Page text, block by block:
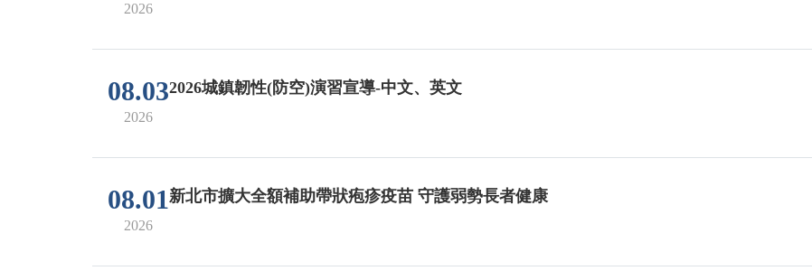
2026
08.03
2026
2026城鎮韌性(防空)演習宣導-中文、英文
08.01
2026
新北市擴大全額補助帶狀疱疹疫苗 守護弱勢長者健康